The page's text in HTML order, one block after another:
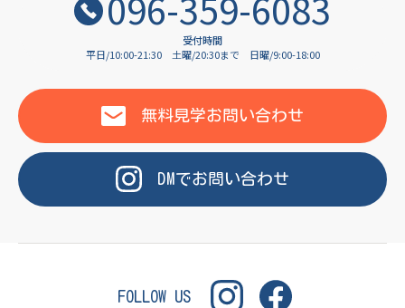
受付時間
平日/10:00-21:30
土曜/20:30まで 日曜/9:00-18:00
無料見学お問い合わせ
DMでお問い合わせ
FOLLOW US